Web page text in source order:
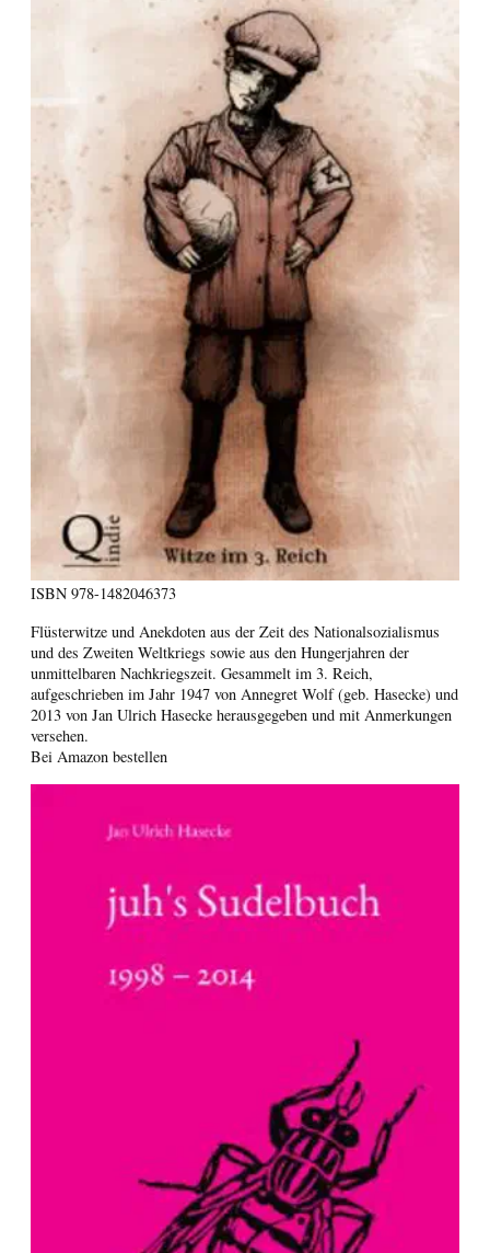
ISBN 978-1482046373
Flüsterwitze und Anekdoten aus der Zeit des Nationalsozialismus
und des Zweiten Weltkriegs sowie aus den Hungerjahren der
unmittelbaren Nachkriegszeit. Gesammelt im 3. Reich,
aufgeschrieben im Jahr 1947 von Annegret Wolf (geb. Hasecke) und
2013 von Jan Ulrich Hasecke herausgegeben und mit Anmerkungen
versehen.
Bei Amazon bestellen